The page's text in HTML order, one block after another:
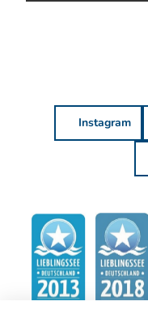
Instagram